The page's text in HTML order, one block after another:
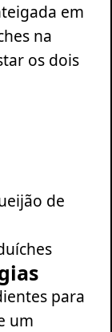
em
na
os dois
de
para
um